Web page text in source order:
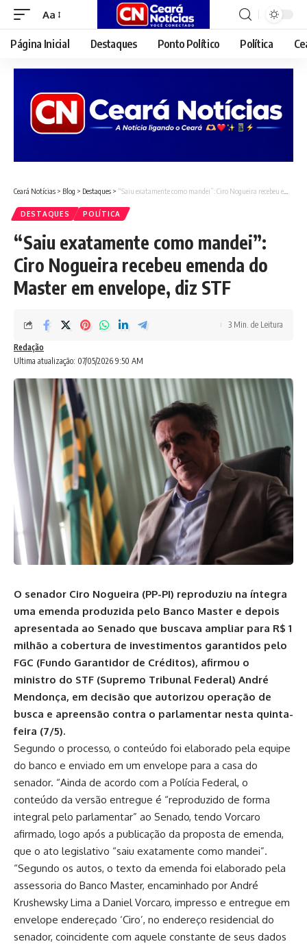
Font
Resizer
Aa
Página Inicial Destaques Ponto Político Política
Ceará Notícias > Blog > Destaques > “Saiu exatamente como mandei”: Ciro Nogueira recebeu emenda do Master em envelope, diz STF
DESTAQUES POLÍTICA
“Saiu exatamente como mandei”:
Ciro Nogueira recebeu emenda do
Master em envelope, diz STF
Ultima atualização: 07/05/2026 9:50 AM
Redação
3 Min. de Leitura
O senador Ciro Nogueira (PP-PI) reproduziu na íntegra
uma emenda produzida pelo Banco Master e depois
apresentada ao Senado que buscava ampliar para R$ 1
milhão a cobertura de investimentos garantidos pelo
FGC (Fundo Garantidor de Créditos), afirmou o
ministro do STF (Supremo Tribunal Federal) André
Mendonça, em decisão que autorizou operação de
busca e apreensão contra o parlamentar nesta quinta-
feira (7/5).
Segundo o processo, o conteúdo foi elaborado pela equipe
do banco e enviado em um envelope para a casa do
senador. “Ainda de acordo com a Polícia Federal, o
conteúdo da versão entregue é “reproduzido de forma
integral pelo parlamentar” ao Senado, tendo Vorcaro
afirmado, logo após a publicação da proposta de emenda,
que o ato legislativo “saiu exatamente como mandei”.
“Segundo os autos, o texto da emenda foi elaborado pela
assessoria do Banco Master, encaminhado por André
Krushewsky Lima a Daniel Vorcaro, impresso e entregue em
envelope endereçado ‘Ciro’, no endereço residencial do
senador, coincidente com aquele constante de seus dados